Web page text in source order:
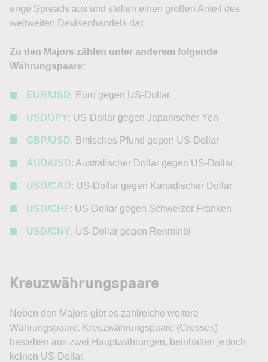
enge Spreads aus und stellen einen großen Anteil des
weltweiten Devisenhandels dar.
Zu den Majors zählen unter anderem folgende
Währungspaare:
EUR/USD: Euro gegen US-Dollar
USD/JPY: US-Dollar gegen Japanischer Yen
GBP/USD: Britisches Pfund gegen US-Dollar
AUD/USD: Australischer Dollar gegen US-Dollar
USD/CAD: US-Dollar gegen Kanadischer Dollar
USD/CHF: US-Dollar gegen Schweizer Franken
USD/CNY: US-Dollar gegen Renminbi
Kreuzwährungspaare
Neben den Majors gibt es zahlreiche weitere
Währungspaare. Kreuzwährungspaare (Crosses)
bestehen aus zwei Hauptwährungen, beinhalten jedoch
keinen US-Dollar.